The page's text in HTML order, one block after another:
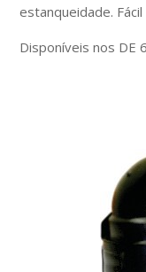
estanqueidade.
Disponíveis nos DE